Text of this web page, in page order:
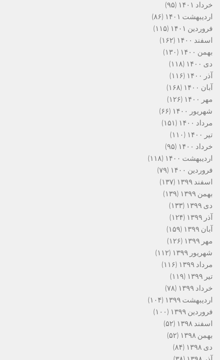
خرداد ۱۴۰۱
(۹۵)
اردیبهشت ۱۴۰۱
(۸۶)
فروردین ۱۴۰۱
(۱۱۵)
اسفند ۱۴۰۰
(۱۶۲)
بهمن ۱۴۰۰
(۱۳۰)
دی ۱۴۰۰
(۱۱۸)
آذر ۱۴۰۰
(۱۱۶)
آبان ۱۴۰۰
(۱۶۸)
مهر ۱۴۰۰
(۱۲۶)
شهریور ۱۴۰۰
(۶۶)
مرداد ۱۴۰۰
(۱۵۱)
تیر ۱۴۰۰
(۱۱۰)
خرداد ۱۴۰۰
(۹۵)
اردیبهشت ۱۴۰۰
(۱۱۸)
فروردین ۱۴۰۰
(۷۹)
اسفند ۱۳۹۹
(۱۳۷)
بهمن ۱۳۹۹
(۱۳۹)
دی ۱۳۹۹
(۱۳۳)
آذر ۱۳۹۹
(۱۲۴)
آبان ۱۳۹۹
(۱۵۹)
مهر ۱۳۹۹
(۱۲۶)
شهریور ۱۳۹۹
(۱۱۲)
مرداد ۱۳۹۹
(۱۱۶)
تیر ۱۳۹۹
(۱۱۹)
خرداد ۱۳۹۹
(۷۸)
اردیبهشت ۱۳۹۹
(۱۰۴)
فروردین ۱۳۹۹
(۱۰۰)
اسفند ۱۳۹۸
(۵۲)
بهمن ۱۳۹۸
(۵۲)
دی ۱۳۹۸
(۸۴)